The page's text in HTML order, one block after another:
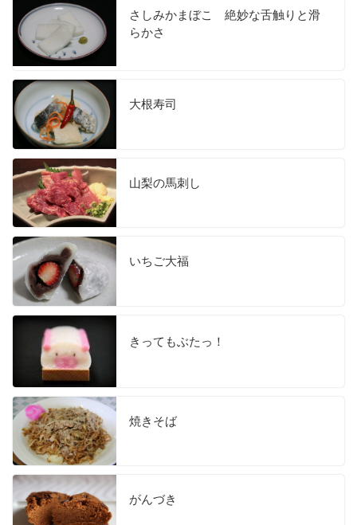
さしみかまぼこ 絶妙な舌触りと滑
らかさ
大根寿司
山梨の馬刺し
いちご大福
きってもぶたっ！
焼きそば
がんづき